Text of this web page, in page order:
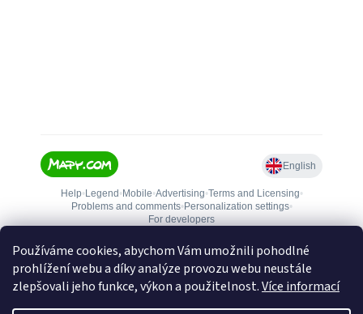
Používáme cookies, abychom Vám umožnili pohodlné
prohlížení webu a díky analýze provozu webu neustále
zlepšovali jeho funkce, výkon a použitelnost.Více informací